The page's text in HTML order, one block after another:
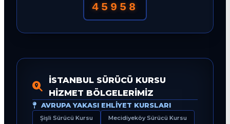
45958
İSTANBUL SÜRÜCÜ KURSU
HIZMET BÖLGELERIMIZ
AVRUPA YAKASI EHLIYET KURSLARI
Şişli Sürücü Kursu Mecidiyeköy Sürücü Kursu